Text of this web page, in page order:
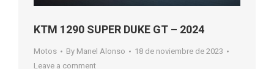
KTM 1290 SUPER DUKE GT – 2024
Motos By Manel Alonso
18 de noviembre de 2023
Leave a comment